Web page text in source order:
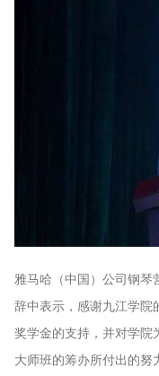
雅马哈（中国）公司钢琴
辞中表示，感谢九江学院
奖学金的支持，并对学院
大师班的筹办所付出的